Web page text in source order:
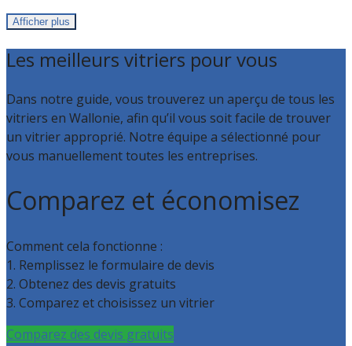
Afficher plus
Les meilleurs vitriers pour vous
Dans notre guide, vous trouverez un aperçu de tous les
vitriers en Wallonie, afin qu’il vous soit facile de trouver
un vitrier approprié. Notre équipe a sélectionné pour
vous manuellement toutes les entreprises.
Comparez et économisez
Comment cela fonctionne :
1. Remplissez le formulaire de devis
2. Obtenez des devis gratuits
3. Comparez et choisissez un vitrier
Comparez des devis gratuits